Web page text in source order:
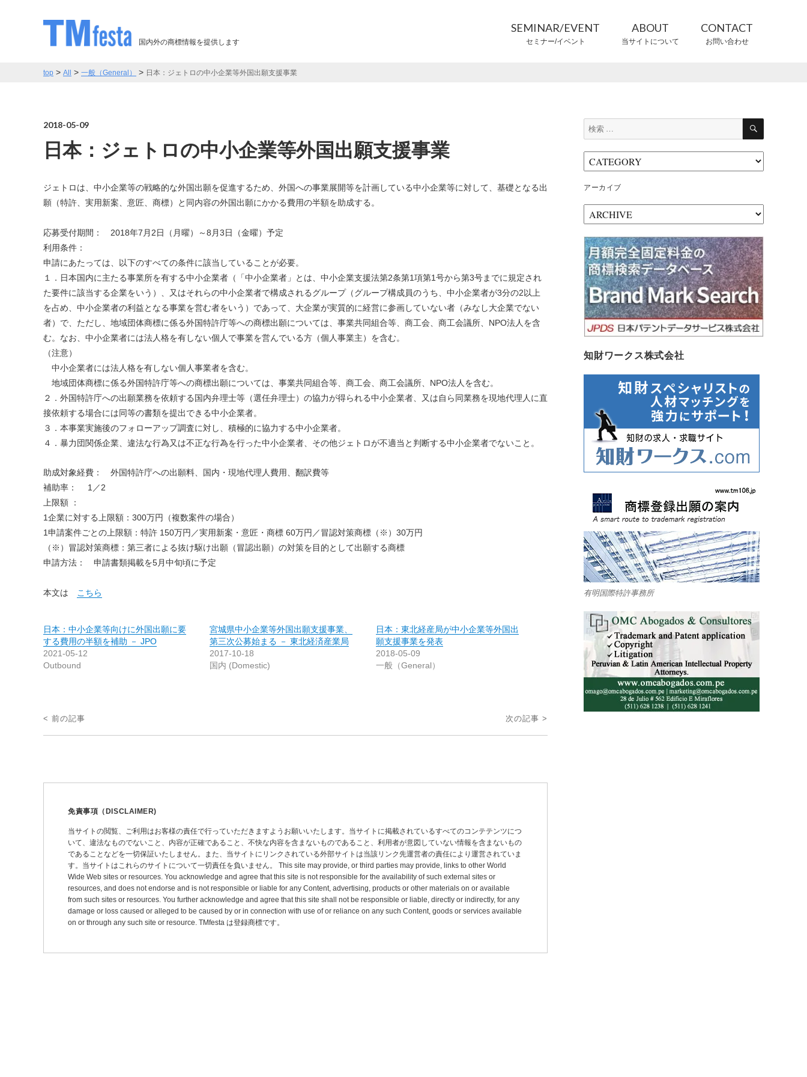
国内外の商標情報を提供します
SEMINAR/EVENT
セミナー/イベント
ABOUT
当サイトについて
CONTACT
お問い合わせ
top > All > 一般（General） > 日本：ジェトロの中小企業等外国出願支援事業
2018-05-09
日本：ジェトロの中小企業等外国出願支援事業
ジェトロは、中小企業等の戦略的な外国出願を促進するため、外国への事業展開等を計画している中小企業等に対して、基礎となる出
願（特許、実用新案、意匠、商標）と同内容の外国出願にかかる費用の半額を助成する。
応募受付期間： 2018年7月2日（月曜）～8月3日（金曜）予定
利用条件：
申請にあたっては、以下のすべての条件に該当していることが必要。
１．日本国内に主たる事業所を有する中小企業者（「中小企業者」とは、中小企業支援法第2条第1項第1号から第3号までに規定され
た要件に該当する企業をいう）、又はそれらの中小企業者で構成されるグループ（グループ構成員のうち、中小企業者が3分の2以上
を占め、中小企業者の利益となる事業を営む者をいう）であって、大企業が実質的に経営に参画していない者（みなし大企業でない
者）で、ただし、地域団体商標に係る外国特許庁等への商標出願については、事業共同組合等、商工会、商工会議所、NPO法人を含
む。なお、中小企業者には法人格を有しない個人で事業を営んでいる方（個人事業主）を含む。
（注意）
中小企業者には法人格を有しない個人事業者を含む。
地域団体商標に係る外国特許庁等への商標出願については、事業共同組合等、商工会、商工会議所、NPO法人を含む。
２．外国特許庁への出願業務を依頼する国内弁理士等（選任弁理士）の協力が得られる中小企業者、又は自ら同業務を現地代理人に直
接依頼する場合には同等の書類を提出できる中小企業者。
３．本事業実施後のフォローアップ調査に対し、積極的に協力する中小企業者。
４．暴力団関係企業、違法な行為又は不正な行為を行った中小企業者、その他ジェトロが不適当と判断する中小企業者でないこと。
助成対象経費： 外国特許庁への出願料、国内・現地代理人費用、翻訳費等
補助率： 1／2
上限額 ：
1企業に対する上限額：300万円（複数案件の場合）
1申請案件ごとの上限額：特許 150万円／実用新案・意匠・商標 60万円／冒認対策商標（※）30万円
（※）冒認対策商標：第三者による抜け駆け出願（冒認出願）の対策を目的として出願する商標
申請方法： 申請書類掲載を5月中旬頃に予定
本文は こちら
日本：中小企業等向けに外国出願に要
する費用の半額を補助 － JPO
2021-05-12
Outbound
宮城県中小企業等外国出願支援事業、
第三次公募始まる － 東北経済産業局
2017-10-18
国内 (Domestic)
日本：東北経産局が中小企業等外国出
願支援事業を発表
2018-05-09
一般（General）
投
稿
< 前の記事 次の記事 >
免責事項（DISCLAIMER)
当サイトの閲覧、ご利用はお客様の責任で行っていただきますようお願いいたします。当サイトに掲載されているすべてのコンテテンツにつ
いて、違法なものでないこと、内容が正確であること、不快な内容を含まないものであること、利用者が意図していない情報を含まないもの
であることなどを一切保証いたしません。また、当サイトにリンクされている外部サイトは当該リンク先運営者の責任により運営されていま
す。当サイトはこれらのサイトについて一切責任を負いません。 This site may provide, or third parties may provide, links to other World
Wide Web sites or resources. You acknowledge and agree that this site is not responsible for the availability of such external sites or
resources, and does not endorse and is not responsible or liable for any Content, advertising, products or other materials on or available
from such sites or resources. You further acknowledge and agree that this site shall not be responsible or liable, directly or indirectly, for any
damage or loss caused or alleged to be caused by or in connection with use of or reliance on any such Content, goods or services available
on or through any such site or resource. TMfesta は登録商標です。
検
索:
検
アーカイブ
ー
カ
イ
ブ
知財ワークス株式会社
有明国際特許事務所